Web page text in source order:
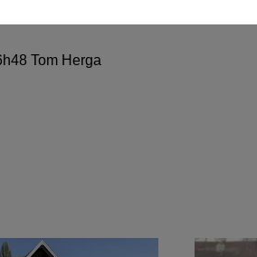
Tom Herga